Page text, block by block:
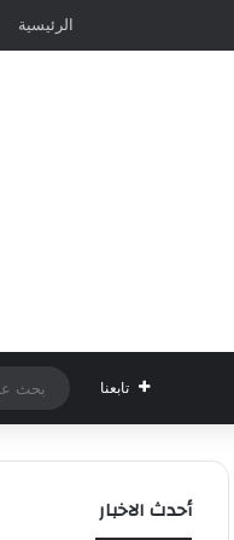
الرئيسية
تابعنا
أحدث الاخبار